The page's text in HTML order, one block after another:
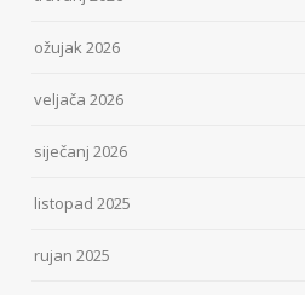
ožujak 2026
veljača 2026
siječanj 2026
listopad 2025
rujan 2025